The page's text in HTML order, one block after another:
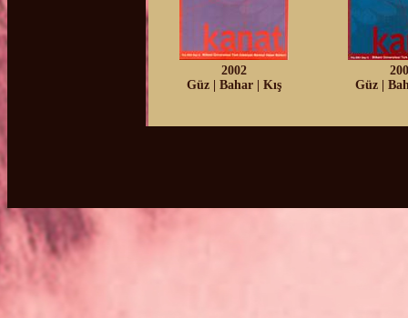
2002
Güz| Bahar| Kış
Güz|